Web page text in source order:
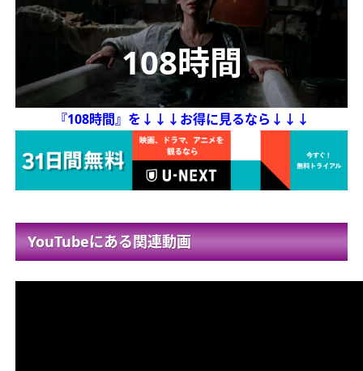
108時間
『108時間』を ↓↓↓お得に見るなら↓↓↓
YouTubeにある関連動画